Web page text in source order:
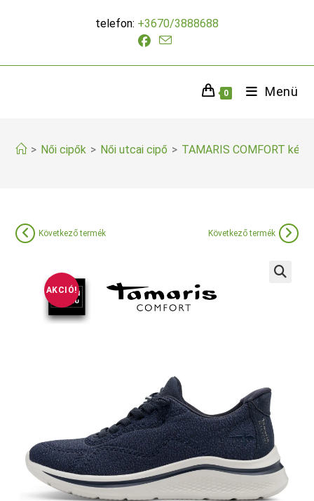
telefon: +3670/3888688
0 Menü
> Női cipők > Női utcai cipő > TAMARIS COMFORT kék
AKCIÓ!
Következő termék Következő termék